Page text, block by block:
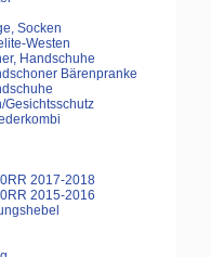
Socken
Westen
Handschuhe
Bärenpranke
Gesichtsschutz
2017-2018
2015-2016